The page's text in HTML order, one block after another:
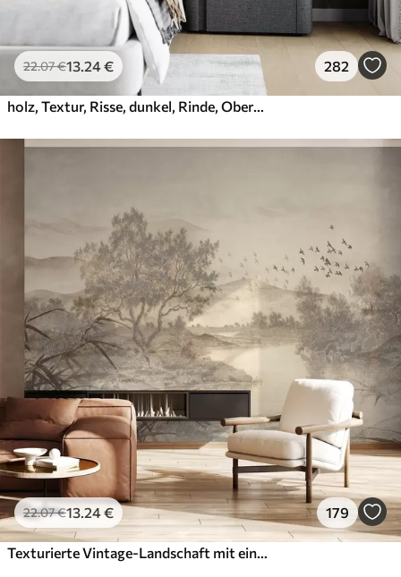
22.07€13 .24€ 282
22.07€13 .24€ 179